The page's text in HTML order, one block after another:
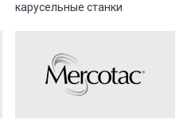
карусельные станки